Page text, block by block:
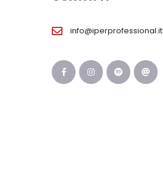
info@iperprofessional.it